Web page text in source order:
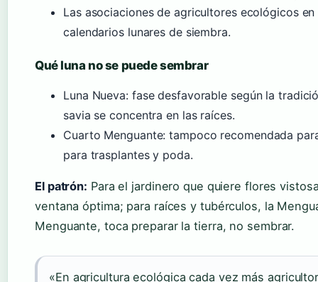
Las asociaciones de agricultores ecológicos
calendarios lunares de siembra.
Qué luna no se puede sembrar
Luna Nueva: fase desfavorable según la
savia se concentra en las raíces.
Cuarto Menguante: tampoco recomendada
para trasplantes y poda.
El patrón: Para el jardinero que quiere flores
ventana óptima; para raíces y tubérculos, la
Menguante, toca preparar la tierra, no sembrar.
«En agricultura ecológica cada vez más